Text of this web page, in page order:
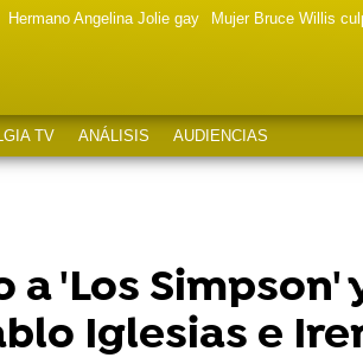
Hermano Angelina Jolie gay Mujer Bruce Willis
TV ANÁLISIS AUDIENCIAS
'Los Simpson'
Iglesias e